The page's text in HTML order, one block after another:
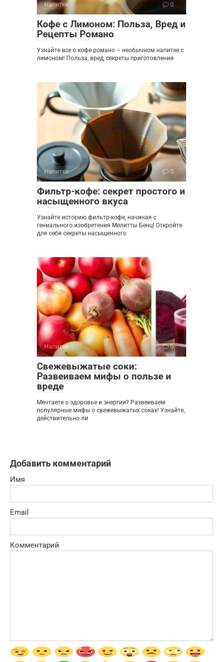
Напитки 0
Кофе с Лимоном: Польза, Вред и
Рецепты Романо
Узнайте все о кофе романо – необычном напитке с
лимоном! Польза, вред, секреты приготовления
Напитки 0
Фильтр-кофе: секрет простого и
насыщенного вкуса
Узнайте историю фильтр-кофе, начиная с
гениального изобретения Мелитты Бенц! Откройте
для себя секреты насыщенного
Напитки 0
Свежевыжатые соки:
Развеиваем мифы о пользе и
вреде
Мечтаете о здоровье и энергии? Развеиваем
популярные мифы о свежевыжатых соках! Узнайте,
действительно ли
Добавить комментарий
Имя
Email
Комментарий